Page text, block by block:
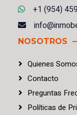
+1 (954)
NOSOTROS
Quienes
Contacto
Preguntas
Políticas de